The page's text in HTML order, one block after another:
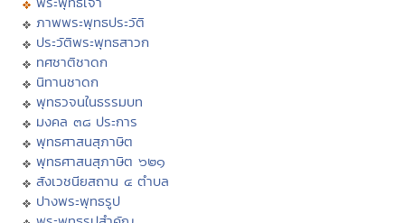
ภาพพระพุทธประวัติ
ประวัติพระพุทธสาวก
ทศชาติชาดก
นิทานชาดก
พุทธวจนในธรรมบท
มงคล ๓๘ ประการ
พุทธศาสนสุภาษิต
พุทธศาสนสุภาษิต ๖๒๑
สังเวชนียสถาน ๔ ตำบล
ปางพระพุทธรูป